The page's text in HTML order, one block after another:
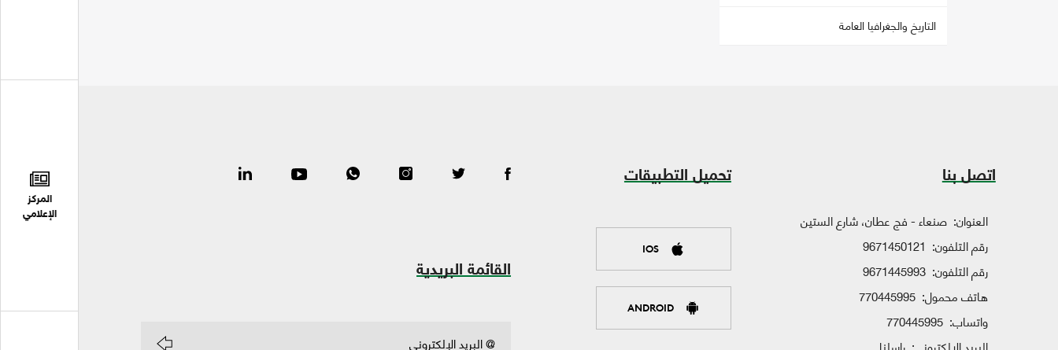
المركز
الإعلامي
التاريخ والجغرافيا العامة
اتصل بنا
العنوان: صنعاء - فج عطان، شارع الستين
رقم التلفون: 9671450121
رقم التلفون: 9671445993
هاتف محمول: 770445995
واتساب: 770445995
تحميل التطبيقات
IOS
ANDROID
القائمة البريدية